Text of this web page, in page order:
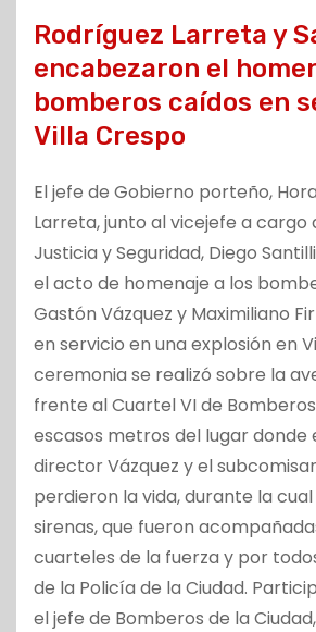
Rodríguez Larreta y
encabezaron el
bomberos caídos en
Villa Crespo
El jefe de Gobierno porteño,
Larreta, junto al vicejefe a cargo
Justicia y Seguridad, Diego
el acto de homenaje a los
Gastón Vázquez y Maximiliano
en servicio en una explosión en
ceremonia se realizó sobre la
frente al Cuartel VI de
escasos metros del lugar
director Vázquez y el
perdieron la vida, durante la
sirenas, que fueron
cuarteles de la fuerza y por
de la Policía de la Ciudad.
el jefe de Bomberos de la